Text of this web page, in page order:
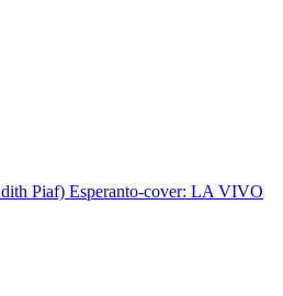
Piaf) Esperanto-cover: LA VIVO